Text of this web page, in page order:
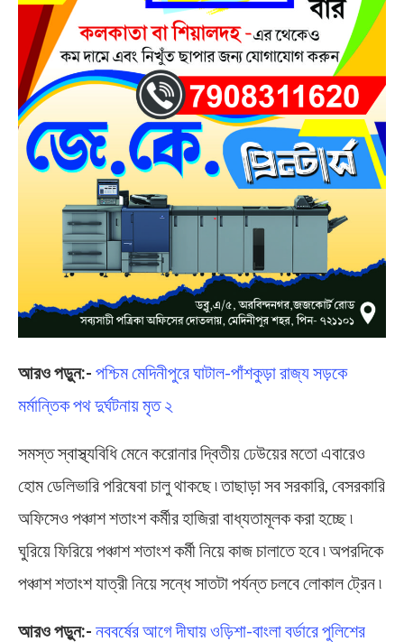
আরও পড়ুন:- পশ্চিম মেদিনীপুরে ঘাটাল-পাঁশকুড়া রাজ্য সড়কে
মর্মান্তিক পথ দুর্ঘটনায় মৃত ২
সমস্ত স্বাস্থ্যবিধি মেনে করোনার দ্বিতীয় ঢেউয়ের মতো এবারেও
হোম ডেলিভারি পরিষেবা চালু থাকছে ৷ তাছাড়া সব সরকারি, বেসরকারি
অফিসেও পঞ্চাশ শতাংশ কর্মীর হাজিরা বাধ্যতামূলক করা হচ্ছে ৷
ঘুরিয়ে ফিরিয়ে পঞ্চাশ শতাংশ কর্মী নিয়ে কাজ চালাতে হবে ৷ অপরদিকে
পঞ্চাশ শতাংশ যাত্রী নিয়ে সন্ধে সাতটা পর্যন্ত চলবে লোকাল ট্রেন ৷
আরও পড়ুন:- নববর্ষের আগে দীঘায় ওড়িশা-বাংলা বর্ডারে পুলিশের